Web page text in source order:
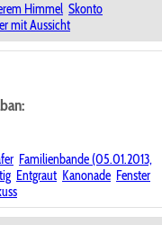
Himmel Skonto
mit Aussicht
Familienbande (05.01.2013,
Entgraut Kanonade Fenster